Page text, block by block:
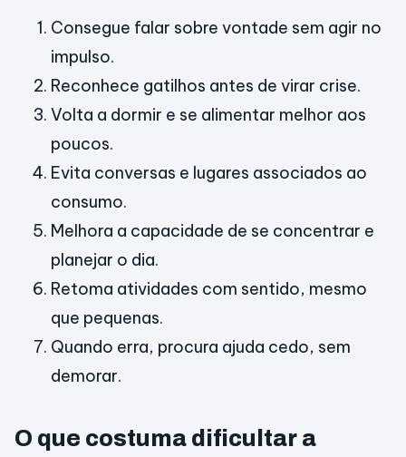
Consegue falar sobre vontade sem agir no
impulso.
Reconhece gatilhos antes de virar crise.
Volta a dormir e se alimentar melhor aos
poucos.
Evita conversas e lugares associados ao
consumo.
Melhora a capacidade de se concentrar e
planejar o dia.
Retoma atividades com sentido, mesmo
que pequenas.
Quando erra, procura ajuda cedo, sem
demorar.
O que costuma dificultar a